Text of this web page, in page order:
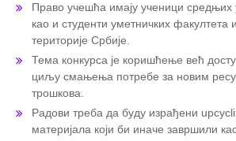
Право учешћа имају ученици средњих
као и студенти уметничких факултета
територије Србије.
Тема конкурса је коришћење већ
циљу смањења потребе за новим
трошкова.
Радови треба да буду израђени
материјала који би иначе завршили